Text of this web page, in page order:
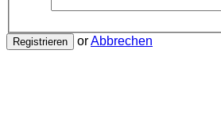
Registrieren orAbbrechen